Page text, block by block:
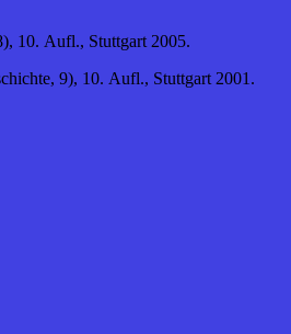
10. Aufl., Stuttgart 2005.
9), 10. Aufl., Stuttgart 2001.